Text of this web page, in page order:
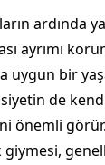
ardında
ayrımı
uygun bir
de
önemli
giymesi,